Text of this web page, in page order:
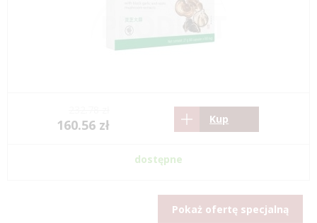
160.56 zł Kup
dostępne
Pokaż ofertę specjalną